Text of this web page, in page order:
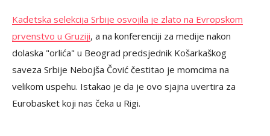
Kadetska selekcija Srbije osvojila je zlato na Evropskom
prvenstvo u Gruziji, a na konferenciji za medije nakon
dolaska "orlića" u Beograd predsjednik Košarkaškog
saveza Srbije Nebojša Čović čestitao je momcima na
velikom uspehu. Istakao je da je ovo sjajna uvertira za
Eurobasket koji nas čeka u Rigi.